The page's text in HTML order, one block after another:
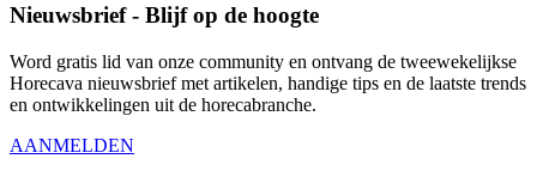
Nieuwsbrief - Blijf op de hoogte
Word gratis lid van onze community en ontvang de tweewekelijkse
Horecava nieuwsbrief met artikelen, handige tips en de laatste trends
en ontwikkelingen uit de horecabranche.
AANMELDEN